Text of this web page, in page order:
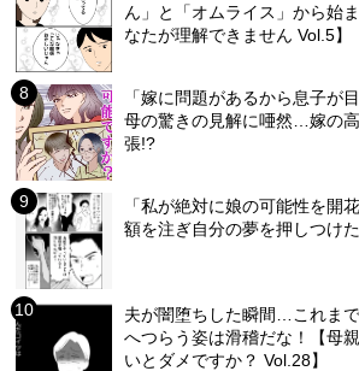
ん」と「オムライス」から始
なたが理解できません Vol.5】
「嫁に問題があるから息子が
母の驚きの見解に唖然…嫁の
張!?
「私が絶対に娘の可能性を開
額を注ぎ自分の夢を押しつけ
夫が闇堕ちした瞬間…これま
へつらう姿は滑稽だな！【母
いとダメですか？ Vol.28】